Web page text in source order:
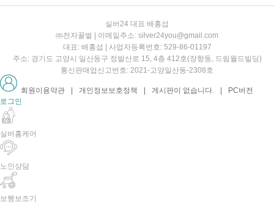
로그인
실버홈케어
노인상담
보행보조기
실버24 대표 배홍섭
㈜전자꿀벌 | 이메일주소: silver24you@gmail.com
대표: 배홍섭 | 사업자등록번호: 529-86-01197
주소: 경기도 고양시 일산동구 정발산로 15, 4층 412호(장항동, 드림월드빌딩)
통신판매업신고번호: 2021-고양일산동-2308호
회원이용약관 개인정보보호정책 게시판이 없습니다. PC버전